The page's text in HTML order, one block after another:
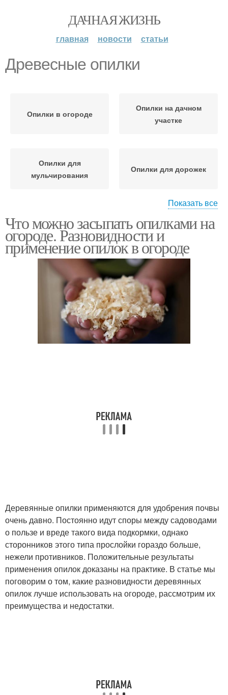
ДАЧНАЯ ЖИЗНЬ
главная новости статьи
Древесные опилки
Опилки в огороде
Опилки на дачном
участке
Опилки для
мульчирования
Опилки для дорожек
Опилки для огурцов
Показать все
Что можно засыпать опилками на
огороде. Разновидности и
применение опилок в огороде
Деревянные опилки применяются для удобрения почвы
очень давно. Постоянно идут споры между садоводами
о пользе и вреде такого вида подкормки, однако
сторонников этого типа прослойки гораздо больше,
нежели противников. Положительные результаты
применения опилок доказаны на практике. В статье мы
поговорим о том, какие разновидности деревянных
опилок лучше использовать на огороде, рассмотрим их
преимущества и недостатки.